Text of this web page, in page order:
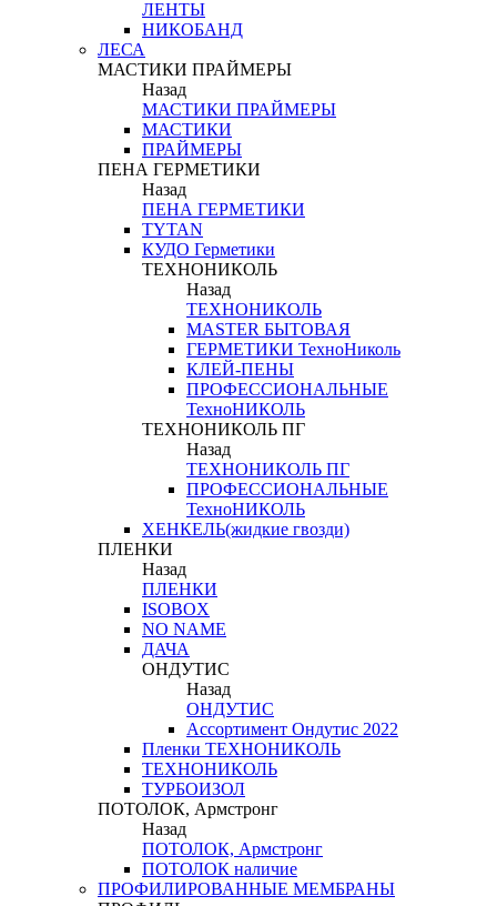
ЛЕНТЫ
НИКОБАНД
ЛЕСА
МАСТИКИ ПРАЙМЕРЫ
Назад
МАСТИКИ ПРАЙМЕРЫ
МАСТИКИ
ПРАЙМЕРЫ
ПЕНА ГЕРМЕТИКИ
Назад
ПЕНА ГЕРМЕТИКИ
TYTAN
КУДО Герметики
ТЕХНОНИКОЛЬ
Назад
ТЕХНОНИКОЛЬ
MASTER БЫТОВАЯ
ГЕРМЕТИКИ ТехноНиколь
КЛЕЙ-ПЕНЫ
ПРОФЕССИОНАЛЬНЫЕ
ТехноНИКОЛЬ
ТЕХНОНИКОЛЬ ПГ
Назад
ТЕХНОНИКОЛЬ ПГ
ПРОФЕССИОНАЛЬНЫЕ
ТехноНИКОЛЬ
ХЕНКЕЛЬ(жидкие гвозди)
ПЛЕНКИ
Назад
ПЛЕНКИ
ISOBOX
NO NAME
ДАЧА
ОНДУТИС
Назад
ОНДУТИС
Ассортимент Ондутис 2022
Пленки ТЕХНОНИКОЛЬ
ТЕХНОНИКОЛЬ
ТУРБОИЗОЛ
ПОТОЛОК, Армстронг
Назад
ПОТОЛОК, Армстронг
ПОТОЛОК наличие
ПРОФИЛИРОВАННЫЕ МЕМБРАНЫ